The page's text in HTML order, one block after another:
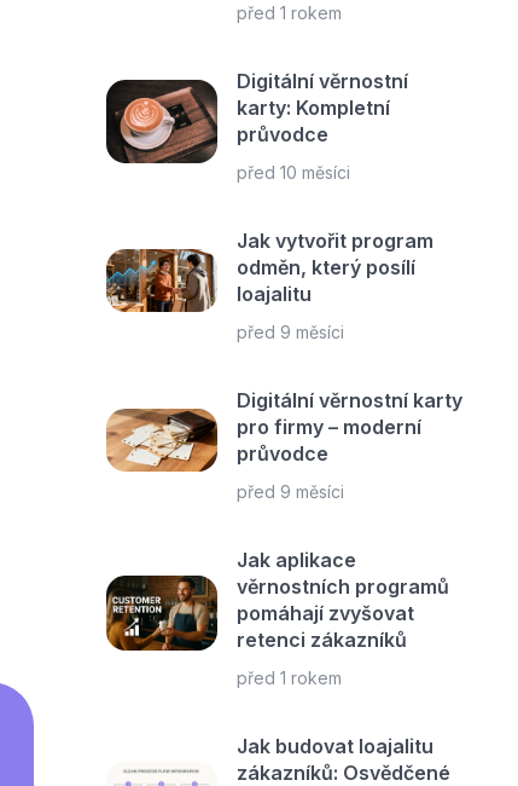
před 1 rokem
Digitální věrnostní
karty: Kompletní
průvodce
před 10 měsíci
Jak vytvořit program
odměn, který posílí
loajalitu
před 9 měsíci
Digitální věrnostní karty
pro firmy – moderní
průvodce
před 9 měsíci
Jak aplikace
věrnostních programů
pomáhají zvyšovat
retenci zákazníků
před 1 rokem
Jak budovat loajalitu
zákazníků: Osvědčené